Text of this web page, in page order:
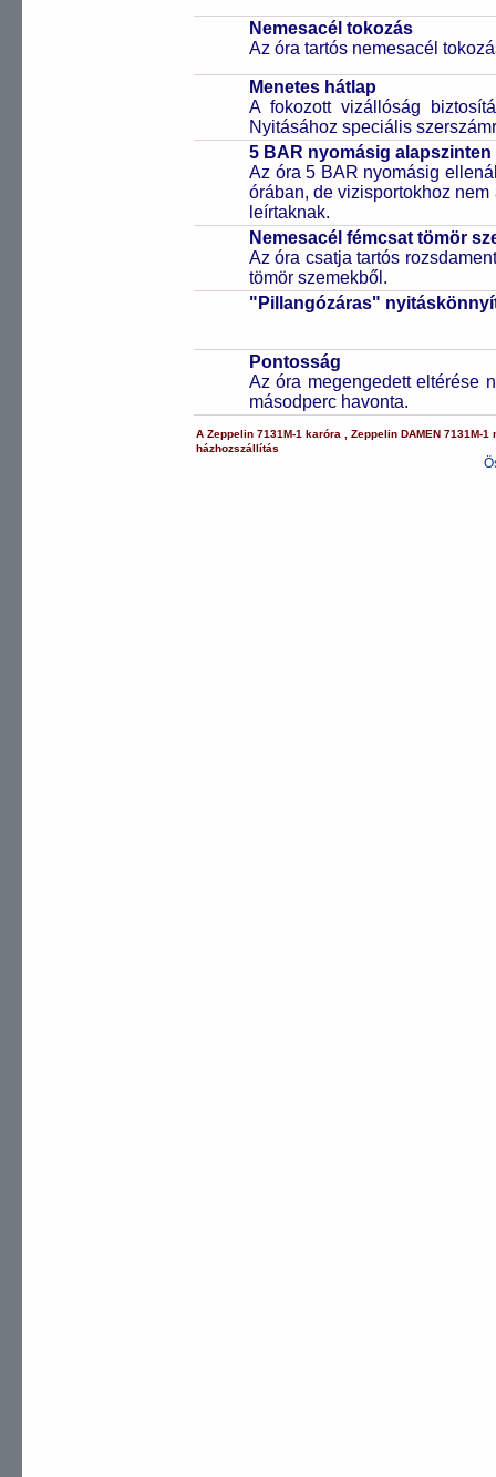
Nemesacél tokozás
Az óra tartós nemesacél
Menetes hátlap
A fokozott vizállóság
Nyitásához speciális
5 BAR nyomásig alapszinten
Az óra 5 BAR nyomásig
órában, de vizisportokhoz
leírtaknak.
Nemesacél fémcsat tömör
Az óra csatja tartós
tömör szemekből.
"Pillangózáras"
Pontosság
Az óra megengedett eltérése
másodperc havonta.
AZeppelin 7131M-1 karóra ,Zeppelin DAMEN 7131M-1
házhozszállítás